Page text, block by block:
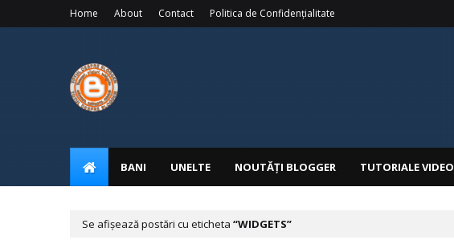
Home About Contact Politica de Confidențialitate
BANI UNELTE NOUTĂȚI BLOGGER TUTORIALE VIDEO
Se afișează postări cu eticheta WIDGETS